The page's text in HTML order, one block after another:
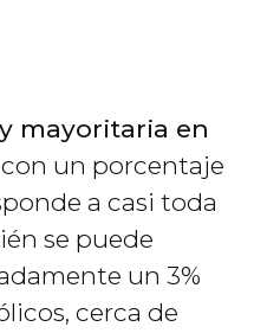
mayoritaria en
con un porcentaje
a casi toda
se puede
un 3%
cerca de